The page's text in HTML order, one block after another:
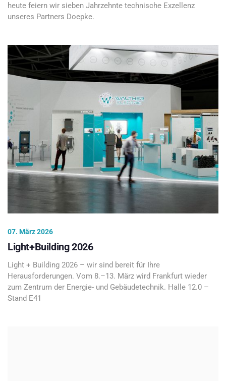
heute feiern wir sieben Jahrzehnte technische Exzellenz
unseres Partners Doepke.
07. März 2026
Light+Building 2026
Light + Building 2026 – wir sind bereit für Ihre
Herausforderungen. Vom 8.–13. März wird Frankfurt wieder
zum Zentrum der Energie- und Gebäudetechnik. Halle 12.0 –
Stand E41